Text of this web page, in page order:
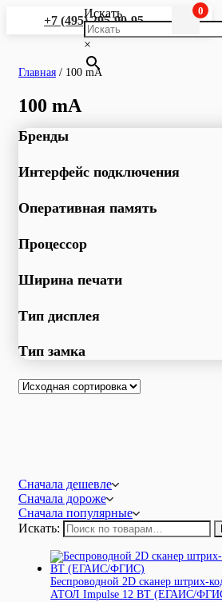
+7 (495) 295-90-95
Искать
×
0
Главная / 100 mA
100 mA
Бренды
Интерфейс подключения
Оперативная память
Процессор
Ширина печати
Тип дисплея
Тип замка
Сначала дешевле
Сначала дороже
Сначала популярные
Искать:
Беспроводной 2D сканер штрих-
АТОЛ Impulse 12 BT (ЕГАИС/